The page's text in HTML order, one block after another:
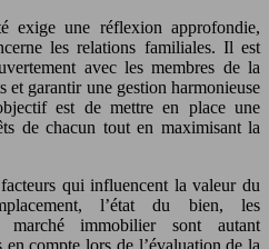
exige une réflexion approfondie,
les relations familiales. Il est
avec les membres de la
garantir une gestion harmonieuse
est de mettre en place une
de chacun tout en maximisant la
qui influencent la valeur du
l’état du bien, les
marché immobilier sont autant
compte lors de l’évaluation de la